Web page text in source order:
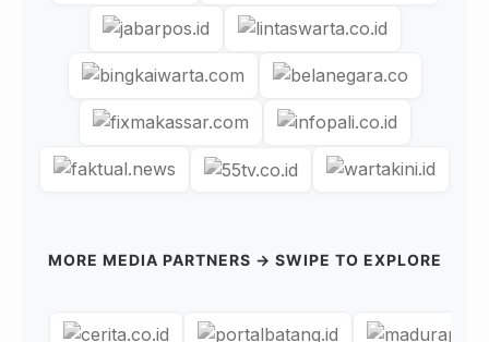
MORE MEDIA PARTNERS → SWIPE TO EXPLORE